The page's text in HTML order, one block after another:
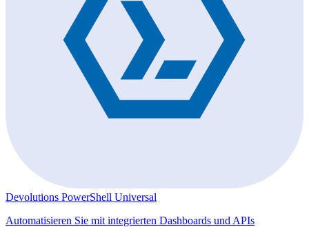
Devolutions PowerShell Universal
Automatisieren Sie mit integrierten Dashboards und APIs